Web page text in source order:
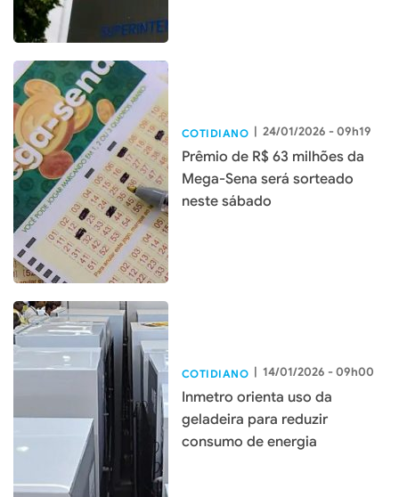
COTIDIANO | 24/01/2026 - 09h19
Prêmio de R$ 63 milhões da
Mega-Sena será sorteado
neste sábado
COTIDIANO | 14/01/2026 - 09h00
Inmetro orienta uso da
geladeira para reduzir
consumo de energia